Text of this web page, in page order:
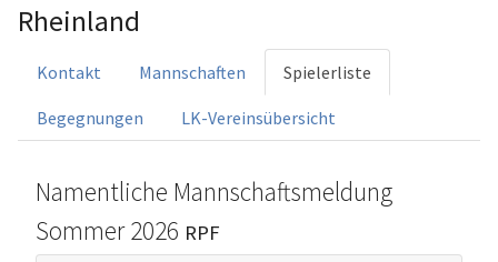
Rheinland
Kontakt Mannschaften Spielerliste
Begegnungen LK-Vereinsübersicht
Namentliche Mannschaftsmeldung
Sommer 2026 RPF